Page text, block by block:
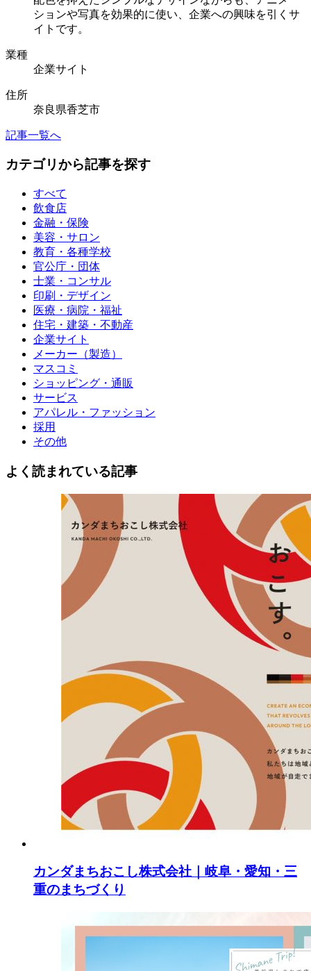
ションや写真を効果的に使い、企業への興味を引くサ
イトです。
業種
企業サイト
住所
奈良県香芝市
記事一覧へ
カテゴリから記事を探す
すべて
飲食店
金融・保険
美容・サロン
教育・各種学校
官公庁・団体
士業・コンサル
印刷・デザイン
医療・病院・福祉
住宅・建築・不動産
企業サイト
メーカー（製造）
マスコミ
ショッピング・通販
サービス
アパレル・ファッション
採用
その他
よく読まれている記事
カンダまちおこし株式会社｜岐阜・愛知・三
重のまちづくり